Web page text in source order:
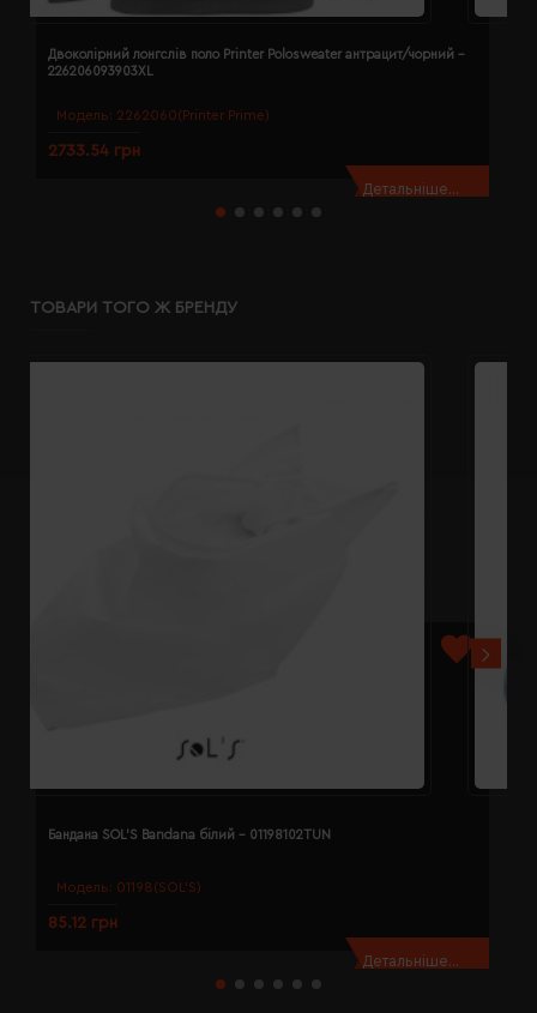
Модель: 2262060(Printer Prime)
Двоколірний лонгслів поло Printer Polosweater антрацит/чорний -
226206093903XL
2733.54 грн
Детальніше...
ТОВАРИ ТОГО Ж БРЕНДУ
Модель: 01198(SOL’S)
Бандана SOL'S Bandana білий - 01198102TUN
85.12 грн
Детальніше...